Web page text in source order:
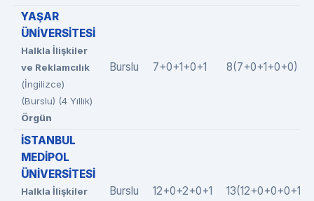
YAŞAR
ÜNİVERSİTESİ
Halkla İlişkiler
ve Reklamcılık
(İngilizce)
(Burslu) (4 Yıllık)
Örgün
Burslu 7+0+1+0+1 8(7+0+1+0+0)
İSTANBUL
MEDİPOL
ÜNİVERSİTESİ
Halkla İlişkiler
Burslu 12+0+2+0+1 13(12+0+0+0+1)